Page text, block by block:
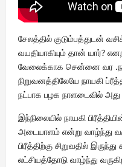
சேலத்தில் குடும்பத்துடன்
வயதியாகியும் தான் யார்?
வேலைக்காக சென்னை வர
நிறுவனத்திலேயே நாயகி
நட்பாக பழக நாளடைவில் அது
இந்நிலையில் நாயகி
அடையாளம் என்று வாழ்ந்து
பிரீத்திற்கு சிறுவதில்
லட்சியத்தோடு வாழ்ந்து